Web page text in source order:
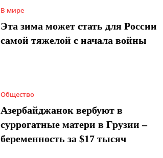
В мире
Эта зима может стать для России
самой тяжелой с начала войны
Общество
Азербайджанок вербуют в
суррогатные матери в Грузии –
беременность за $17 тысяч